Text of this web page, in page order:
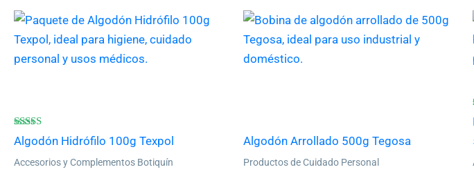
Valorado
con
de 5
Algodón Hidrófilo 100g Texpol
Accesorios y Complementos Botiquín
Algodón Arrollado 500g Tegosa
Productos de Cuidado Personal